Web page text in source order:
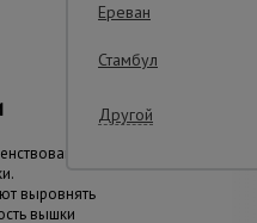
и
выровнять
вышки
Ереван
Стамбул
Другой